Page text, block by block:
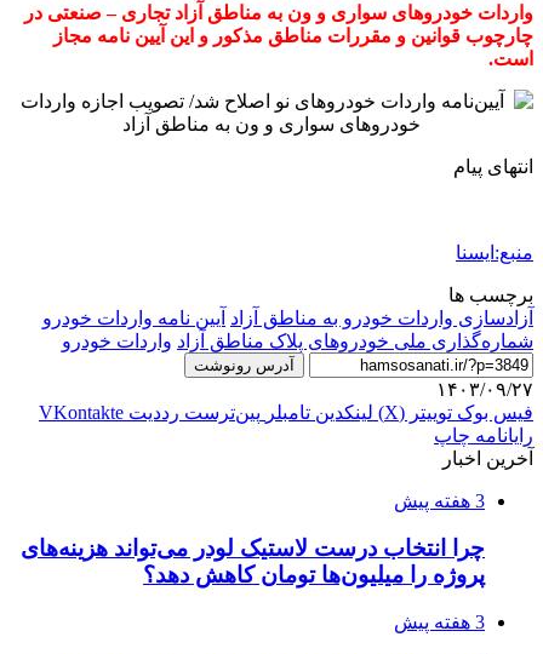
واردات خودروهای سواری و ون به مناطق آزاد تجاری – صنعتی در
چارچوب قوانین و مقررات مناطق مذکور و این آیین نامه مجاز
است.
انتهای پیام
منبع:ایسنا
برچسب ها
آزادسازی واردات خودرو به مناطق آزاد آیین نامه واردات خودرو
شماره‌گذاری‌ ملی خودروهای پلاک مناطق آزاد واردات خودرو
آدرس رونوشت
۱۴۰۳/۰۹/۲۷
فیس بوک توییتر (X) لینکدین ‫تامبلر ‫پین‌ترست ‫رددیت ‫VKontakte
رایانامه چاپ
آخرین اخبار
3 هفته پیش
چرا انتخاب درست لاستیک لودر می‌تواند هزینه‌های
پروژه را میلیون‌ها تومان کاهش دهد؟
3 هفته پیش